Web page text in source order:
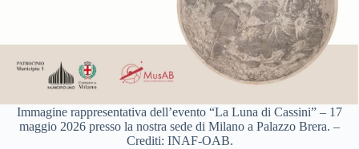
Immagine rappresentativa dell’evento “La Luna di Cassini” – 17
maggio 2026 presso la nostra sede di Milano a Palazzo Brera. –
Crediti: INAF-OAB.